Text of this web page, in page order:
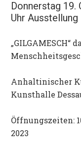
Donnerstag
Uhr Ausstellung
„GILGAMESCH“
Anhaltinischer
Kunsthalle
Öffnungszeiten:
2023